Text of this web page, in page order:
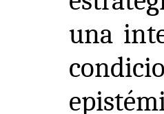
una